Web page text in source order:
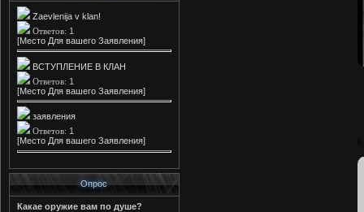
Zaevlenija v klan!
Ответов: 1
[Место Для вашего Заявления]
ВСТУПЛЕНИЕ В КЛАН
Ответов: 1
[Место Для вашего Заявления]
заявления
Ответов: 1
[Место Для вашего Заявления]
Опрос
Какае оружие вам по душе?